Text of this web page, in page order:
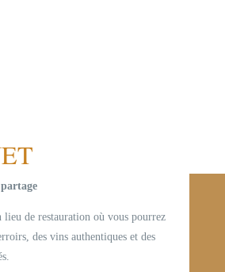
lieu de restauration où vous pourrez
des vins authentiques et des